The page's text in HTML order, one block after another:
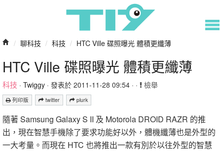
/ 聊科技 / 科技 / HTC Ville 碟照曝光 體積更纖薄
HTC Ville 碟照曝光 體積更纖薄
科技 · Twiggy · 發表於 2011-11-28 09:54 · · 檢舉
列印版 twitter plurk
隨著 Samsung Galaxy S II 及 Motorola DROID RAZR 的推
出，現在智慧手機除了要求功能好以外，體機纖薄也是外型的
一大考量。而現在 HTC 也將推出一款有別於以往外型的智慧